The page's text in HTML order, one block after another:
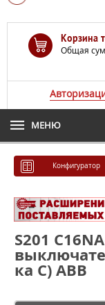
Корзина
Общая
МЕНЮ
Конфигуратор
S201
ка C) ABB